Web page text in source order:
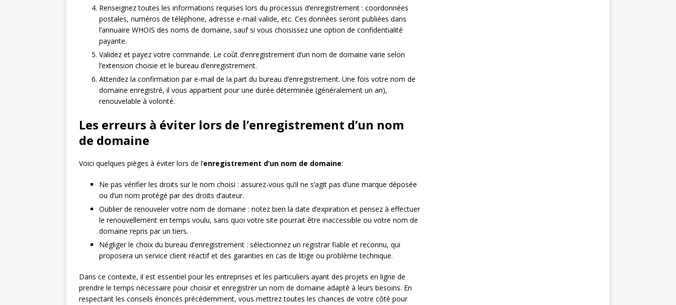
Renseignez toutes les informations requises lors du processus d’enregistrement : coordonnées
postales, numéros de téléphone, adresse e-mail valide, etc. Ces données seront publiées dans
l’annuaire WHOIS des noms de domaine, sauf si vous choisissez une option de confidentialité
payante.
Validez et payez votre commande. Le coût d’enregistrement d’un nom de domaine varie selon
l’extension choisie et le bureau d’enregistrement.
Attendez la confirmation par e-mail de la part du bureau d’enregistrement. Une fois votre nom de
domaine enregistré, il vous appartient pour une durée déterminée (généralement un an),
renouvelable à volonté.
Les erreurs à éviter lors de l’enregistrement d’un nom
de domaine
Voici quelques pièges à éviter lors de l’enregistrement d’un nom de domaine:
Ne pas vérifier les droits sur le nom choisi : assurez-vous qu’il ne s’agit pas d’une marque déposée
ou d’un nom protégé par des droits d’auteur.
Oublier de renouveler votre nom de domaine : notez bien la date d’expiration et pensez à effectuer
le renouvellement en temps voulu, sans quoi votre site pourrait être inaccessible ou votre nom de
domaine repris par un tiers.
Négliger le choix du bureau d’enregistrement : sélectionnez un registrar fiable et reconnu, qui
proposera un service client réactif et des garanties en cas de litige ou problème technique.
Dans ce contexte, il est essentiel pour les entreprises et les particuliers ayant des projets en ligne de
prendre le temps nécessaire pour choisir et enregistrer un nom de domaine adapté à leurs besoins. En
respectant les conseils énoncés précédemment, vous mettrez toutes les chances de votre côté pour